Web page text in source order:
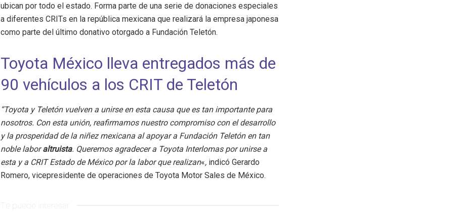
ubican por todo el estado. Forma parte de una serie de donaciones especiales
a diferentes CRITs en la república mexicana que realizará la empresa japonesa
como parte del último donativo otorgado a Fundación Teletón.
Toyota México lleva entregados más de
90 vehículos a los CRIT de Teletón
“Toyota y Teletón vuelven a unirse en esta causa que es tan importante para
nosotros. Con esta unión, reafirmamos nuestro compromiso con el desarrollo
y la prosperidad de la niñez mexicana al apoyar a Fundación Teletón en tan
noble laboraltruista. Queremos agradecer a Toyota Interlomas por unirse a
esta y a CRIT Estado de México por la labor que realizan«, indicó Gerardo
Romero, vicepresidente de operaciones de Toyota Motor Sales de México.
Te puede interesar